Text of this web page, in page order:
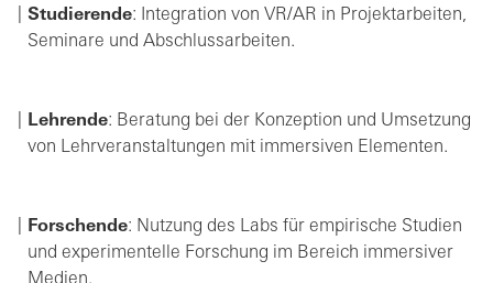
Studierende: Integration von VR/AR in Projektarbeiten,
Seminare und Abschlussarbeiten.
Lehrende: Beratung bei der Konzeption und Umsetzung
von Lehrveranstaltungen mit immersiven Elementen.
Forschende: Nutzung des Labs für empirische Studien
und experimentelle Forschung im Bereich immersiver